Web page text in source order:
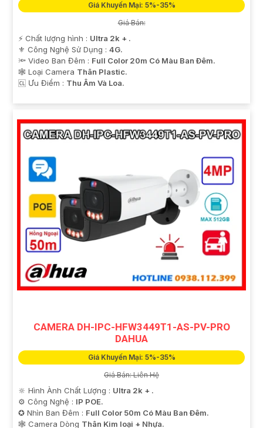
Giá Khuyến Mại: 5%-35%
Giá Bán:
️⚡ Chất lượng hình : Ultra 2k + .
⚜️ Công Nghệ Sử Dụng : 4G.
🔦 Video Ban Đêm : Full Color 20m Có Màu Ban Ðêm.
🕸️ Loại Camera Thân Plastic.
️🆑 Ưu Điểm : Thu Âm Và Loa.
CAMERA DH-IPC-HFW3449T1-AS-PV-PRO
DAHUA
Giá Khuyến Mại: 5%-35%
Giá Bán: Liên Hệ
🔆 Hình Ành Chất Lượng : Ultra 2k + .
⚙ Công Nghệ : IP POE.
✪ Nhìn Ban Đêm : Full Color 50m Có Màu Ban Ðêm.
🕸️ Camera Dòng Thân Kim loại + Nhựa.